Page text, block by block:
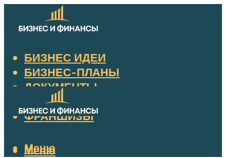
БИЗНЕС ИДЕИ
БИЗНЕС-ПЛАНЫ
ДОКУМЕНТЫ
НАЛОГИ
ФРАНШИЗЫ
Меню
Меню